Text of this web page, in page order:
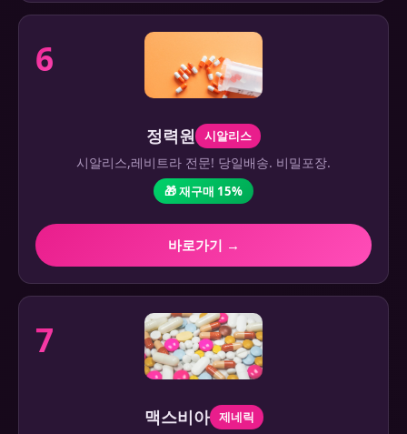
6
정력원 시알리스
시알리스,레비트라 전문! 당일배송. 비밀포장.
🎁 재구매 15%
바로가기 →
7
맥스비아 제네릭